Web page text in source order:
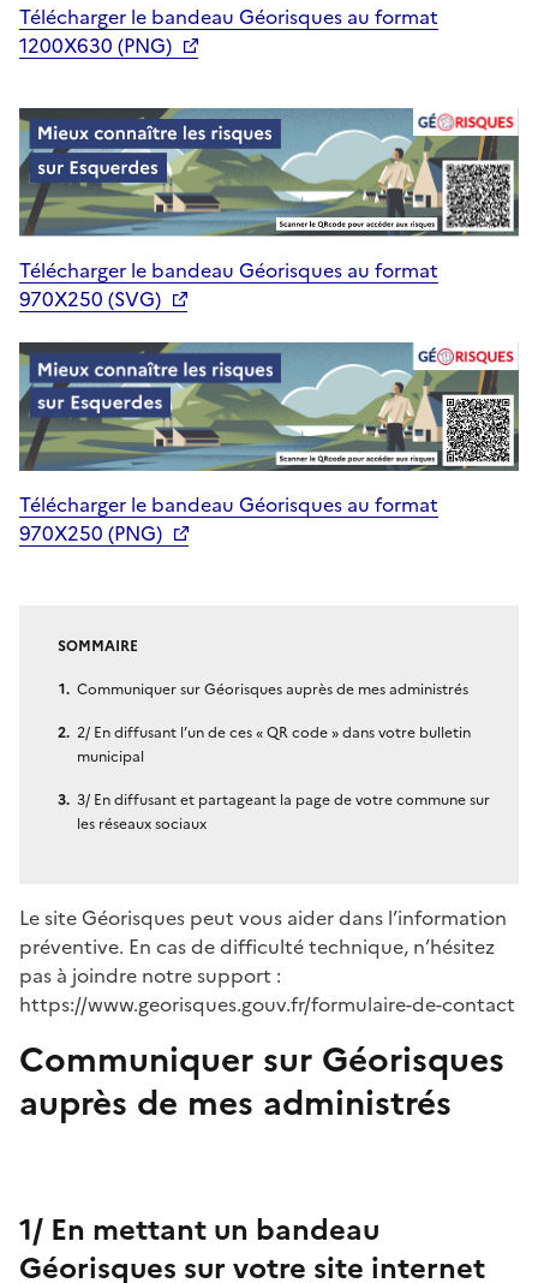
Télécharger le bandeau Géorisques au format
1200X630 (PNG)
Télécharger le bandeau Géorisques au format
970X250 (SVG)
Télécharger le bandeau Géorisques au format
970X250 (PNG)
SOMMAIRE
Communiquer sur Géorisques auprès de mes administrés
2/ En diffusant l’un de ces « QR code » dans votre bulletin
municipal
3/ En diffusant et partageant la page de votre commune sur
les réseaux sociaux
Le site Géorisques peut vous aider dans l’information
préventive. En cas de difficulté technique, n’hésitez
pas à joindre notre support :
https://www.georisques.gouv.fr/formulaire-de-contact
Communiquer sur Géorisques
auprès de mes administrés
1/ En mettant un bandeau
Géorisques sur votre site internet